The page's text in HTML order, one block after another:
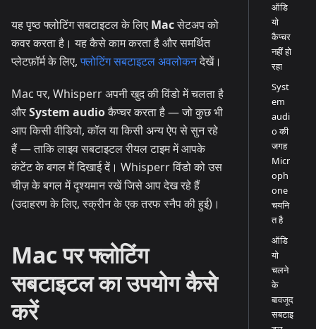
यह पृष्ठ फ्लोटिंग सबटाइटल के लिए Macसेटअप को
कवर करता है। यह कैसे काम करता है और समर्थित
प्लेटफ़ॉर्म के लिए,फ्लोटिंग सबटाइटल अवलोकनदेखें।
Mac पर, Whisperr अपनी खुद की विंडो में चलता है
औरSystem audioकैप्चर करता है — जो कुछ भी
आप किसी वीडियो, कॉल या किसी अन्य ऐप से सुन रहे
हैं — ताकि लाइव सबटाइटल रीयल टाइम में आपके
कंटेंट के बगल में दिखाई दें। Whisperr विंडो को उस
चीज़ के बगल में दृश्यमान रखें जिसे आप देख रहे हैं
(उदाहरण के लिए, स्क्रीन के एक तरफ स्नैप की हुई)।
Mac पर फ्लोटिंग
सबटाइटल का उपयोग कैसे
करें
ऑडि
यो
कैप्चर
नहीं हो
रहा
Syst
em
audi
o की
जगह
Micr
oph
one
चयनि
त है
ऑडि
यो
चलने
के
बावजूद
सबटाइ